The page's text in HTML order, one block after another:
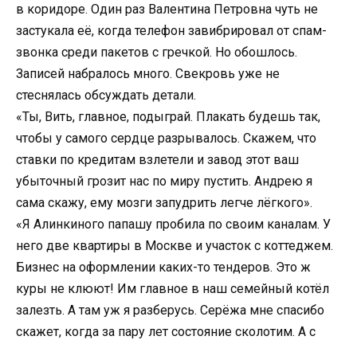
в коридоре. Один раз Валентина Петровна чуть не
застукала её, когда телефон завибрировал от спам-
звонка среди пакетов с гречкой. Но обошлось.
Записей набралось много. Свекровь уже не
стеснялась обсуждать детали.
«Ты, Вить, главное, подыграй. Плакать будешь так,
чтобы у самого сердце разрывалось. Скажем, что
ставки по кредитам взлетели и завод этот ваш
убыточный грозит нас по миру пустить. Андрею я
сама скажу, ему мозги запудрить легче лёгкого».
«Я Алинкиного папашу пробила по своим каналам. У
него две квартиры в Москве и участок с коттеджем.
Бизнес на оформлении каких-то тендеров. Это ж
куры не клюют! Им главное в наш семейный котёл
залезть. А там уж я разберусь. Серёжа мне спасибо
скажет, когда за пару лет состояние сколотим. А с